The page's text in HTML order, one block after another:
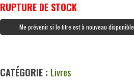
RUPTURE DE STOCK
Me prévenir si le titre est à nouveau disponible
CATÉGORIE : Livres